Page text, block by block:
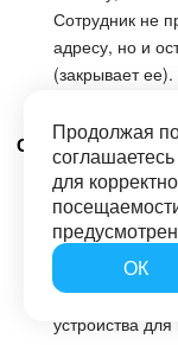
Сотрудник не
адресу, но и
(закрывает
Сценарии работы
Check-in по
запрашивает
информацию у
обнаружена в
устройства
Продолжая
для
ОК